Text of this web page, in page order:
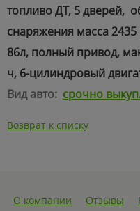
топливо ДТ, 5 дверей,
снаряжения масса
86л, полный привод,
ч, 6-цилиндровый
Вид авто: срочно
Возврат к списку
О компании Отзывы